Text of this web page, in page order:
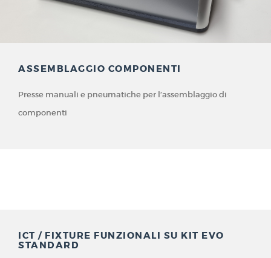
ASSEMBLAGGIO COMPONENTI
Presse manuali e pneumatiche per l’assemblaggio di
componenti
ICT / FIXTURE FUNZIONALI SU KIT EVO
STANDARD